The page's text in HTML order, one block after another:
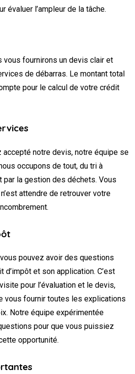
évaluer l’ampleur de la tâche.
vous fournirons un devis clair et
de débarras. Le montant total
pour le calcul de votre crédit
accepté notre devis, notre équipe se
occupons de tout, du tri à
par la gestion des déchets. Vous
attendre de retrouver votre
pouvez avoir des questions
et son application. C’est
pour l’évaluation et le devis,
vous fournir toutes les explications
Notre équipe expérimentée
pour que vous puissiez
opportunité.